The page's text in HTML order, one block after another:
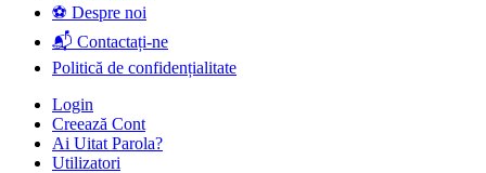
⚽ Despre noi
📬 Contactați-ne
Politică de confidențialitate
Login
Creează Cont
Ai Uitat Parola?
Utilizatori